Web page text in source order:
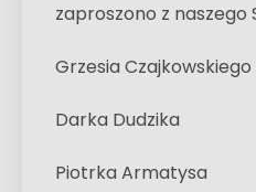
zaproszono z naszego
Grzesia Czajkowskiego
Darka Dudzika
Piotrka Armatysa